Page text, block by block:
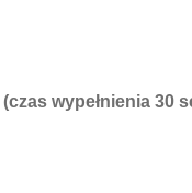
(czas wypełnienia 30